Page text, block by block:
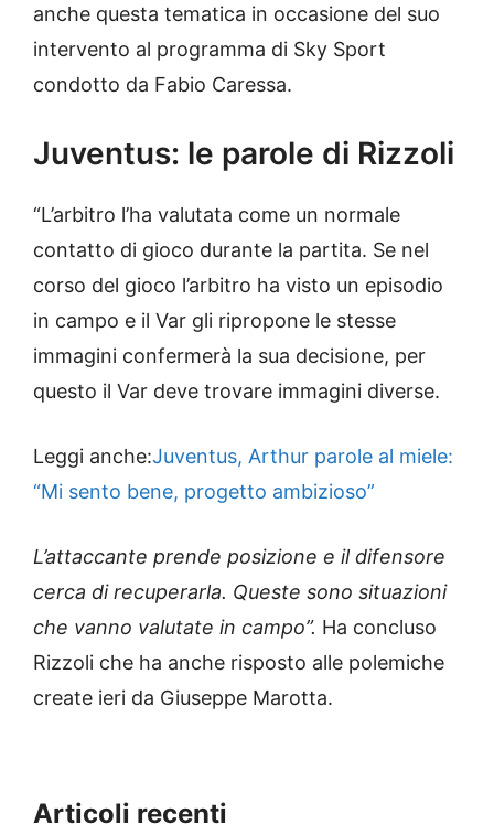
anche questa tematica in occasione del suo
intervento al programma di Sky Sport
condotto da Fabio Caressa.
Juventus: le parole di Rizzoli
“L’arbitro l’ha valutata come un normale
contatto di gioco durante la partita. Se nel
corso del gioco l’arbitro ha visto un episodio
in campo e il Var gli ripropone le stesse
immagini confermerà la sua decisione, per
questo il Var deve trovare immagini diverse.
Leggi anche:Juventus, Arthur parole al miele:
“Mi sento bene, progetto ambizioso”
L’attaccante prende posizione e il difensore
cerca di recuperarla. Queste sono situazioni
che vanno valutate in campo”. Ha concluso
Rizzoli che ha anche risposto alle polemiche
create ieri da Giuseppe Marotta.
Articoli recenti